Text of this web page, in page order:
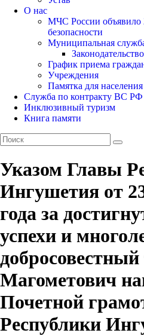
О нас
МЧС России объявило
безопасности
Муниципальная
График приема
Учреждения
Памятка для населения
Служба по контракту ВС РФ
Инклюзивный туризм
Книга памяти
Указом Главы
Ингушетия от
года за
успехи и
Магометович
Почетной
Республики